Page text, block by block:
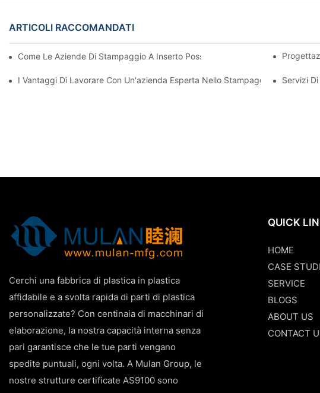
ARTICOLI RACCOMANDATI
Come Le Aziende Di Stampaggio A Inserto Possono Gestire Requisiti Di
I Vantaggi Di Lavorare Con Un'azienda Esperta Nello Stampaggio A Inserti
Servizi
Cerchi una fabbrica di plastica in plastica
affidabile e a svolta rapida di parti di plastica
personalizzate? Con centinaia di macchinari di
elaborazione, la nostra capacità interna senza
pari garantisce che le tue parti vengano
spedite puntuali, ogni volta. A Mulan Group, le
nostre strutture certificate AS9100 sono
QUICK
HOME
CASE
SERVICE
BLOGS
ABOUT US
CONTACT